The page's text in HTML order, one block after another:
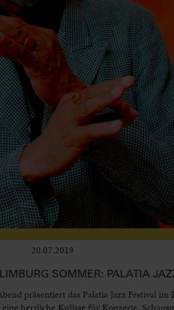
20.07.2019
LIMBURG SOMMER: PALATIA
präsentiert das Palatia Jazz Festival